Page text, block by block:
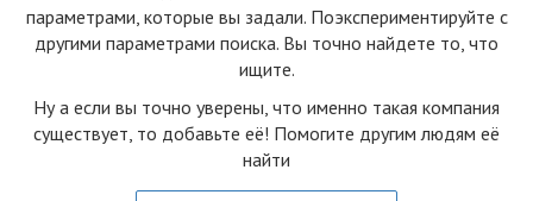
параметрами, которые вы задали. Поэкспериментируйте с
другими параметрами поиска. Вы точно найдете то, что
ищите.
Ну а если вы точно уверены, что именно такая компания
существует, то добавьте её! Помогите другим людям её
найти